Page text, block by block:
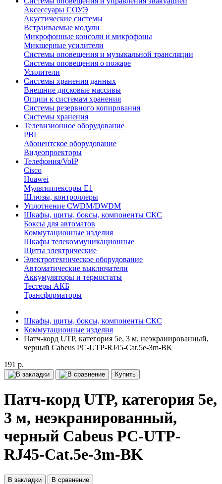
Аксессуары СОУЭ
Акустические системы
Встраиваемые модули
Микрофонные консоли и микрофоны
Микшерные усилители
Системы оповещения и музыкальной трансляции
Системы оповещения о пожаре
Усилители
Системы хранения данных
Внешние дисковые массивы
Опции к системам хранения
Системы резервного копирования
Системы хранения
Телевизионное оборудование
PBI
Абонентское оборудование
Видеопроекторы
Телефония/VoIP
Cisco
Huawei
Мультиплексоры E1
Шлюзы, контроллеры
Уплотнение CWDM/DWDM
Шкафы, щиты, боксы, компоненты СКС
Боксы для автоматов
Коммутационные изделия
Шкафы телекоммуникационные
Щиты электрические
Электротехническое оборудование
Автоматические выключатели
Аккумуляторы и термостаты
Тестеры АКБ
Трансформаторы
Шкафы, щиты, боксы, компоненты СКС
Коммутационные изделия
Патч-корд UTP, категория 5e, 3 м, неэкранированный,
черный Cabeus PC-UTP-RJ45-Cat.5e-3m-BK
191 р.
Купить
Патч-корд UTP, категория 5e,
3 м, неэкранированный,
черный Cabeus PC-UTP-
RJ45-Cat.5e-3m-BK
В закладки В сравнение